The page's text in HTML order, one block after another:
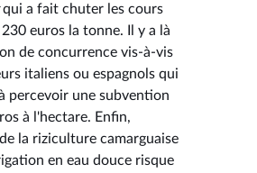
qui a fait chuter les cours
euros la tonne. Il y a là
de concurrence vis-à-vis
italiens ou espagnols qui
percevoir une subvention
à l'hectare. Enfin,
la riziculture camarguaise
en eau douce risque